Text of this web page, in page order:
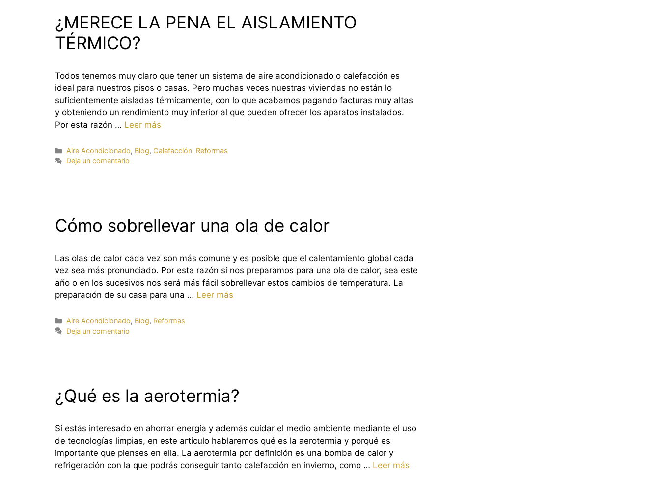
¿MERECE LA PENA EL AISLAMIENTO
TÉRMICO?
Todos tenemos muy claro que tener un sistema de aire acondicionado o calefacción es
ideal para nuestros pisos o casas. Pero muchas veces nuestras viviendas no están lo
suficientemente aisladas térmicamente, con lo que acabamos pagando facturas muy altas
y obteniendo un rendimiento muy inferior al que pueden ofrecer los aparatos instalados.
Por esta razón … Leer más
Categorías
Aire Acondicionado, Blog, Calefacción, Reformas
Deja un comentario
Cómo sobrellevar una ola de calor
Las olas de calor cada vez son más comune y es posible que el calentamiento global cada
vez sea más pronunciado. Por esta razón si nos preparamos para una ola de calor, sea este
año o en los sucesivos nos será más fácil sobrellevar estos cambios de temperatura. La
preparación de su casa para una … Leer más
Categorías
Aire Acondicionado, Blog, Reformas
Deja un comentario
¿Qué es la aerotermia?
Si estás interesado en ahorrar energía y además cuidar el medio ambiente mediante el uso
de tecnologías limpias, en este artículo hablaremos qué es la aerotermia y porqué es
importante que pienses en ella. La aerotermia por definición es una bomba de calor y
refrigeración con la que podrás conseguir tanto calefacción en invierno, como … Leer más